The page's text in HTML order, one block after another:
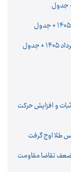
/ تیرآهن در مرز ثبات و افزایش حرکت
/ میلگرد در برابر ضعف تقاضا مقاومت